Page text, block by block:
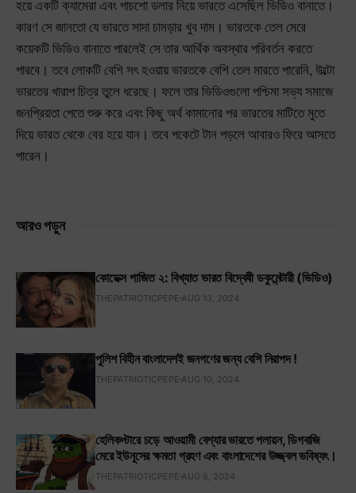
হয়ে একটি ক্যামেরা এবং পাচশো ডলার নিয়ে ভারতে এসেছিল ভিডিও বানাতে।
কারণ সে জানতো যে ভারতে সাদা চামড়ার খুব দাম। ভারতকে তেল মেরে
কয়েকটি ভিডিও বানাতে পারলেই সে তার আর্থিক অবস্থার পরিবর্তন করতে
পারবে। তবে লোকটি বেশি সৎ হওয়ায় ভারতকে বেশি তেল মারতে পারেনি, উল্টো
ভারতের খারাপ চিত্র তুলে ধরেছে। ফলে তার ভিডিওগুলো পশ্চিমা সভ্য সমাজে
জনপ্রিয়তা পেতে শুরু করে এবং কিছু অর্থ কামানোর পর ভারতের মাটিতে মুতে
দিয়ে ভারত থেকে বের হয়ে যান। তবে পকেটে টান পড়লে আবারও ফিরে আসতে
পারেন।
আরও পড়ুন
কোডেক্স পাজিত ২: বিখ্যাত ভারত বিদ্বেষী ডকুমেন্টারী (ভিডিও)
THEPATRIOTICPEPE AUG 13, 2024
পুলিশ বিহীন বাংলাদেশই জনগণের জন্য বেশি নিরাপদ !
THEPATRIOTICPEPE AUG 10, 2024
হেলিকপ্টারে চড়ে আওয়ামী বেশ্যার ভারতে পলায়ন, ডিগবাজি
মেরে ইউনূসের ক্ষমতা গ্রহণ এবং বাংলাদেশের উজ্জ্বল ভবিষ্যৎ।
THEPATRIOTICPEPE AUG 6, 2024